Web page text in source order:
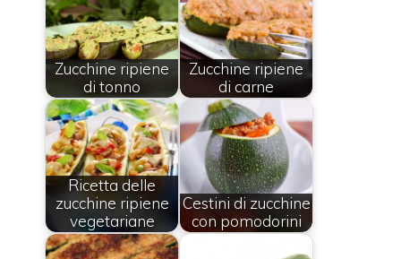
Zucchine ripiene
di tonno
Zucchine ripiene
di carne
Ricetta delle
zucchine ripiene
vegetariane
Cestini di zucchine
con pomodorini